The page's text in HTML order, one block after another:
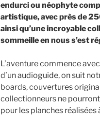
endurci ou néophyte
artistique, avec près de
ainsi qu’une incroyable
sommeille en nous s’est
L’aventure commence
d’un audioguide, on suit
boards, couvertures
collectionneurs ne
pour les planches